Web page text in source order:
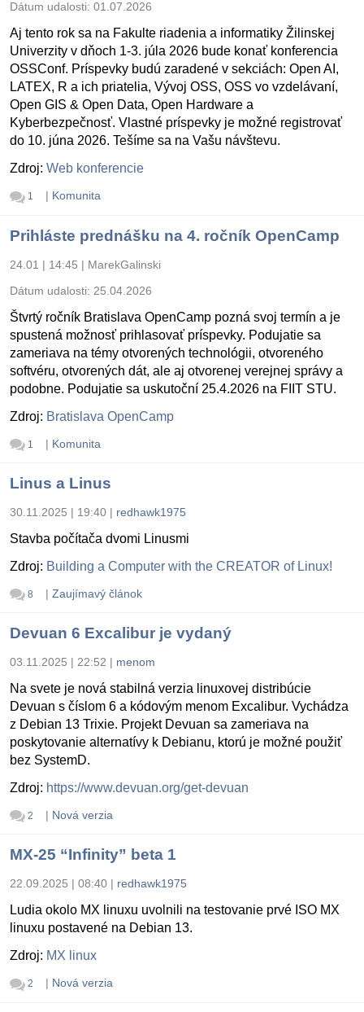
Dátum udalosti: 01.07.2026
Aj tento rok sa na Fakulte riadenia a informatiky Žilinskej
Univerzity v dňoch 1-3. júla 2026 bude konať konferencia
OSSConf. Príspevky budú zaradené v sekciách: Open AI,
LATEX, R a ich priatelia, Vývoj OSS, OSS vo vzdelávaní,
Open GIS & Open Data, Open Hardware a
Kyberbezpečnosť. Vlastné príspevky je možné registrovať
do 10. júna 2026. Tešíme sa na Vašu návštevu.
Zdroj: Web konferencie
1 | Komunita
Prihláste prednášku na 4. ročník OpenCamp
24.01 | 14:45 | MarekGalinski
Dátum udalosti: 25.04.2026
Štvrtý ročník Bratislava OpenCamp pozná svoj termín a je
spustená možnosť prihlasovať príspevky. Podujatie sa
zameriava na témy otvorených technológii, otvoreného
softvéru, otvorených dát, ale aj otvorenej verejnej správy a
podobne. Podujatie sa uskutoční 25.4.2026 na FIIT STU.
Zdroj: Bratislava OpenCamp
1 | Komunita
Linus a Linus
30.11.2025 | 19:40 | redhawk1975
Stavba počítača dvomi Linusmi
Zdroj: Building a Computer with the CREATOR of Linux!
8 | Zaujímavý článok
Devuan 6 Excalibur je vydaný
03.11.2025 | 22:52 | menom
Na svete je nová stabilná verzia linuxovej distribúcie
Devuan s číslom 6 a kódovým menom Excalibur. Vychádza
z Debian 13 Trixie. Projekt Devuan sa zameriava na
poskytovanie alternatívy k Debianu, ktorú je možné použiť
bez SystemD.
Zdroj: https://www.devuan.org/get-devuan
2 | Nová verzia
MX-25 “Infinity” beta 1
22.09.2025 | 08:40 | redhawk1975
Ludia okolo MX linuxu uvolnili na testovanie prvé ISO MX
linuxu postavené na Debian 13.
Zdroj: MX linux
2 | Nová verzia